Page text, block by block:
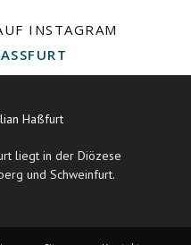
INSTAGRAM
liegt in der Diözese
und Schweinfurt.